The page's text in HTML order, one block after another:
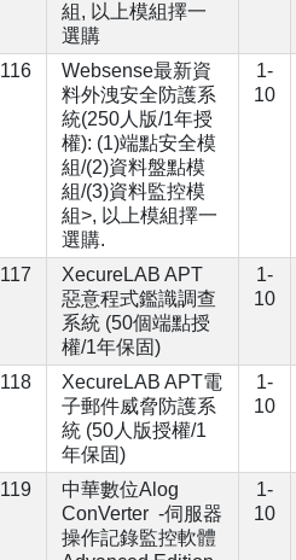
組, 以上模組擇一
選購
116
Websense最新資
料外洩安全防護系
統(250人版/1年授
權): (1)端點安全模
組/(2)資料盤點模
組/(3)資料監控模
組>, 以上模組擇一
選購.
1-
10
117
XecureLAB APT
惡意程式鑑識調查
系統 (50個端點授
權/1年保固)
1-
10
118
XecureLAB APT電
子郵件威脅防護系
統 (50人版授權/1
年保固)
1-
10
119
中華數位Alog
ConVerter -伺服器
操作記錄監控軟體
1-
10